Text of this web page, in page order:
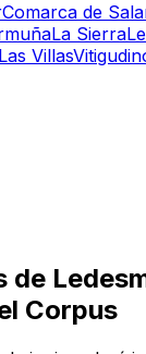
Comarca de
La Sierra
Villas
de
Corpus